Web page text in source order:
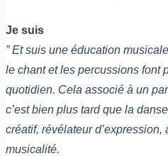
Je suis
” Et suis une éducation
le chant et les percussions font
quotidien. Cela associé à un
c’est bien plus tard que la
créatif, révélateur
musicalité.